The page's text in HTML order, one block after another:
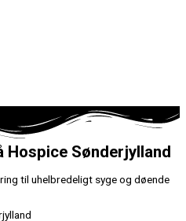
Hospice Sønderjylland
til uhelbredeligt syge og døende